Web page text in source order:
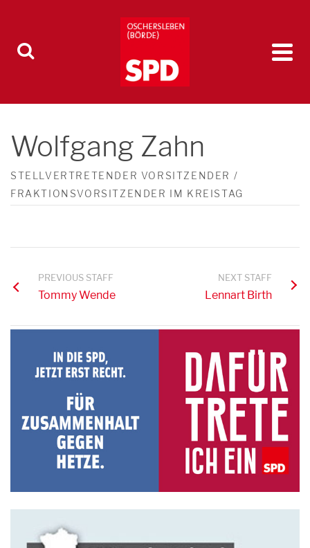
Wolfgang Zahn
STELLVERTRETENDER VORSITZENDER /
FRAKTIONSVORSITZENDER IM KREISTAG
PREVIOUS STAFF
Tommy Wende
NEXT STAFF
Lennart Birth